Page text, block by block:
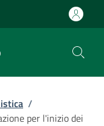
/
per l'inizio dei